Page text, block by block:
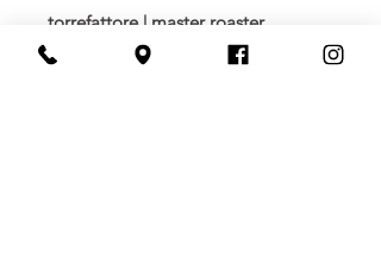
torrefattore | master roaster
Franco Zerial